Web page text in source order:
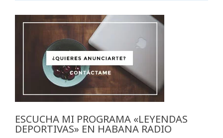
ESCUCHA MI PROGRAMA «LEYENDAS
DEPORTIVAS» EN HABANA RADIO